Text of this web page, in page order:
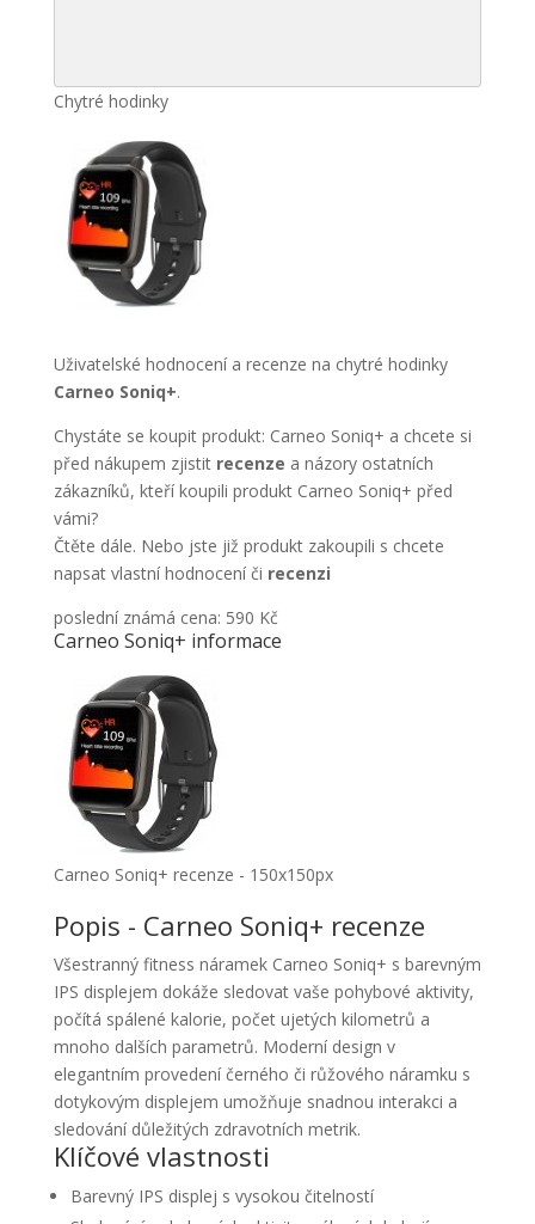
Chytré hodinky
Uživatelské hodnocení a recenze na chytré hodinky
Carneo Soniq+.
Chystáte se koupit produkt: Carneo Soniq+ a chcete si
před nákupem zjistit recenze a názory ostatních
zákazníků, kteří koupili produkt Carneo Soniq+ před
vámi?
Čtěte dále. Nebo jste již produkt zakoupili s chcete
napsat vlastní hodnocení či recenzi
poslední známá cena: 590 Kč
Carneo Soniq+ informace
Carneo Soniq+ recenze - 150x150px
Popis - Carneo Soniq+ recenze
Všestranný fitness náramek Carneo Soniq+ s barevným
IPS displejem dokáže sledovat vaše pohybové aktivity,
počítá spálené kalorie, počet ujetých kilometrů a
mnoho dalších parametrů. Moderní design v
elegantním provedení černého či růžového náramku s
dotykovým displejem umožňuje snadnou interakci a
sledování důležitých zdravotních metrik.
Klíčové vlastnosti
Barevný IPS displej s vysokou čitelností